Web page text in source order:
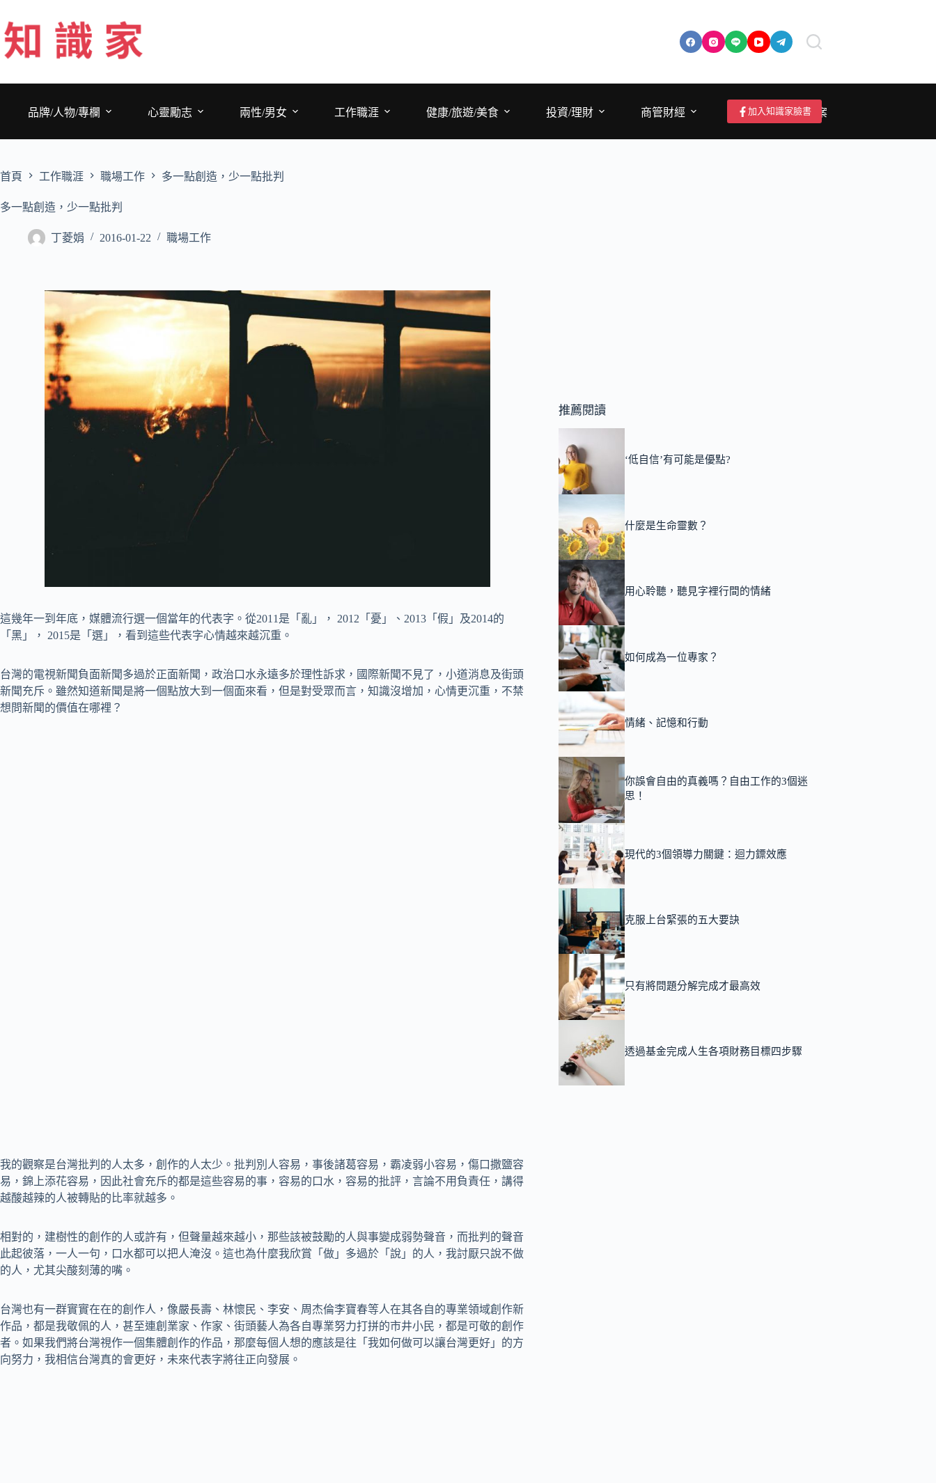
至
主
要
品牌/人物/專欄
心靈勵志 兩性/男女 工作職涯 健康/旅遊/美食 投資/理財 商管財經 成為作者/投稿/提案
加入知識家臉書
首頁 工作職涯 職場工作 多一點創造，少一點批判
多一點創造，少一點批判
丁菱娟 2016-01-22 職場工作
這幾年一到年底，媒體流行選一個當年的代表字。從2011是「亂」， 2012「憂」、2013「假」及2014的
「黑」， 2015是「選」，看到這些代表字心情越來越沉重。
台灣的電視新聞負面新聞多過於正面新聞，政治口水永遠多於理性訴求，國際新聞不見了，小道消息及街頭
新聞充斥。雖然知道新聞是將一個點放大到一個面來看，但是對受眾而言，知識沒增加，心情更沉重，不禁
想問新聞的價值在哪裡？
我的觀察是台灣批判的人太多，創作的人太少。批判別人容易，事後諸葛容易，霸凌弱小容易，傷口撒鹽容
易，錦上添花容易，因此社會充斥的都是這些容易的事，容易的口水，容易的批評，言論不用負責任，講得
越酸越辣的人被轉貼的比率就越多。
相對的，建樹性的創作的人或許有，但聲量越來越小，那些該被鼓勵的人與事變成弱勢聲音，而批判的聲音
此起彼落，一人一句，口水都可以把人淹沒。這也為什麼我欣賞「做」多過於「說」的人，我討厭只說不做
的人，尤其尖酸刻薄的嘴。
台灣也有一群實實在在的創作人，像嚴長壽、林懷民、李安、周杰倫李寶春等人在其各自的專業領域創作新
作品，都是我敬佩的人，甚至連創業家、作家、街頭藝人為各自專業努力打拼的市井小民，都是可敬的創作
者。如果我們將台灣視作一個集體創作的作品，那麼每個人想的應該是往「我如何做可以讓台灣更好」的方
向努力，我相信台灣真的會更好，未來代表字將往正向發展。
推薦閱讀
‘低自信’有可能是優點?
什麼是生命靈數？
用心聆聽，聽見字裡行間的情緒
如何成為一位專家？
情緒、記憶和行動
你誤會自由的真義嗎？自由工作的3個迷
思！
現代的3個領導力關鍵：迴力鏢效應
克服上台緊張的五大要訣
只有將問題分解完成才最高效
透過基金完成人生各項財務目標四步驟